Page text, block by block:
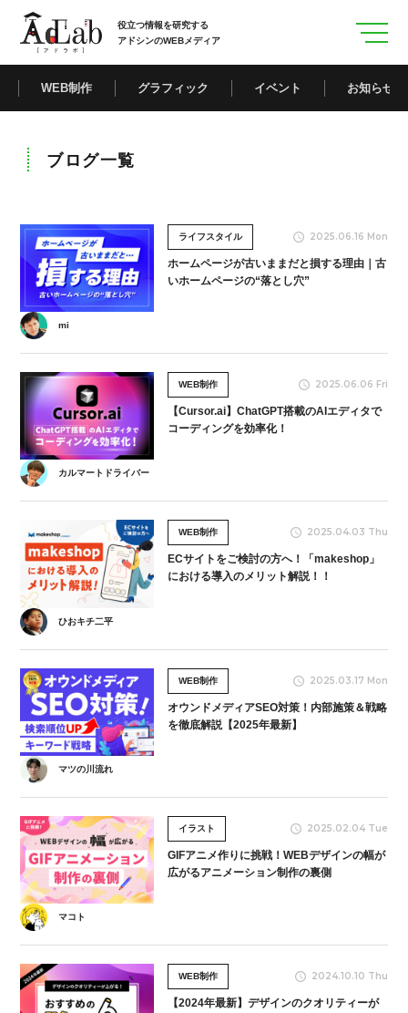
役立つ情報を研究する
アドシンのWEBメディア
WEB制作 グラフィック イベント お知らせ
ブログ一覧
ライフスタイル 2025.06.16 Mon
ホームページが古いままだと損する理由｜古
いホームページの“落とし穴”
mi
WEB制作 2025.06.06 Fri
【Cursor.ai】ChatGPT搭載のAIエディタで
コーディングを効率化！
カルマートドライバー
WEB制作 2025.04.03 Thu
ECサイトをご検討の方へ！「makeshop」
における導入のメリット解説！！
ひおキチ二平
WEB制作 2025.03.17 Mon
オウンドメディアSEO対策！内部施策＆戦略
を徹底解説【2025年最新】
マツの川流れ
イラスト 2025.02.04 Tue
GIFアニメ作りに挑戦！WEBデザインの幅が
広がるアニメーション制作の裏側
マコト
WEB制作 2024.10.10 Thu
【2024年最新】デザインのクオリティーが